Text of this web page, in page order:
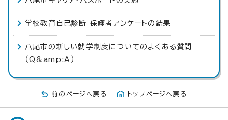
学校教育自己診断 保護者アンケートの結果
八尾市の新しい就学制度についてのよくある質問
（Q&amp;A）
前のページへ戻る トップページへ戻る